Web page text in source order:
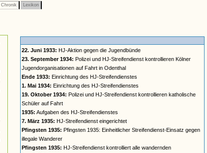
Chronik Lexikon
22. Juni 1933: HJ-Aktion gegen die Jugendbünde
23. September 1934: Polizei und HJ-Streifendienst kontrollieren Kölner
Jugendorganisationen auf Fahrt in Odenthal
Ende 1933: Einrichtung des HJ-Streifendienstes
1. Mai 1934: Einrichtung des HJ-Streifendienstes
19. Oktober 1934: Polizei und HJ-Streifendienst kontrollieren katholische
Schüler auf Fahrt
1935: Aufgaben des HJ-Streifendienstes
7. März 1935: HJ-Streifendienst eingerichtet
Pfingsten 1935: Pfingsten 1935: Einheitlicher Streifendienst-Einsatz gegen
illegale Wanderer
Pfingsten 1935: HJ-Streifendienst kontrolliert alle wandernden